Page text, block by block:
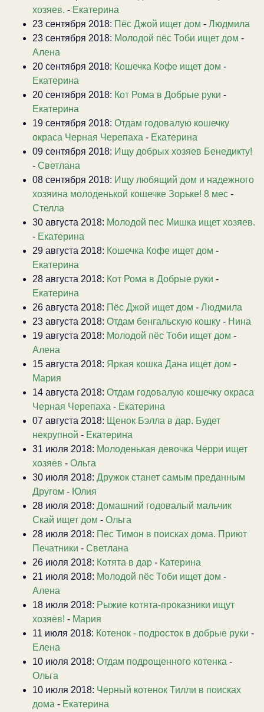
хозяев. - Екатерина
23 сентября 2018: Пёс Джой ищет дом - Людмила
23 сентября 2018: Молодой пёс Тоби ищет дом -
Алена
20 сентября 2018: Кошечка Кофе ищет дом -
Екатерина
20 сентября 2018: Кот Рома в Добрые руки -
Екатерина
19 сентября 2018: Отдам годовалую кошечку
окраса Черная Черепаха - Екатерина
09 сентября 2018: Ищу добрых хозяев Бенедикту!
- Светлана
08 сентября 2018: Ищу любящий дом и надежного
хозяина молоденькой кошечке Зорьке! 8 мес -
Стелла
30 августа 2018: Молодой пес Мишка ищет хозяев.
- Екатерина
29 августа 2018: Кошечка Кофе ищет дом -
Екатерина
28 августа 2018: Кот Рома в Добрые руки -
Екатерина
26 августа 2018: Пёс Джой ищет дом - Людмила
23 августа 2018: Отдам бенгальскую кошку - Нина
19 августа 2018: Молодой пёс Тоби ищет дом -
Алена
15 августа 2018: Яркая кошка Дана ищет дом -
Мария
14 августа 2018: Отдам годовалую кошечку окраса
Черная Черепаха - Екатерина
07 августа 2018: Щенок Бэлла в дар. Будет
некрупной - Екатерина
31 июля 2018: Молоденькая девочка Черри ищет
хозяев - Ольга
30 июля 2018: Дружок станет самым преданным
Другом - Юлия
28 июля 2018: Домашний годовалый мальчик
Скай ищет дом - Ольга
28 июля 2018: Пес Тимон в поисках дома. Приют
Печатники - Светлана
26 июля 2018: Котята в дар - Катерина
21 июля 2018: Молодой пёс Тоби ищет дом -
Алена
18 июля 2018: Рыжие котята-проказники ищут
хозяев! - Мария
11 июля 2018: Котенок - подросток в добрые руки -
Елена
10 июля 2018: Отдам подрощенного котенка -
Ольга
10 июля 2018: Черный котенок Тилли в поисках
дома - Екатерина